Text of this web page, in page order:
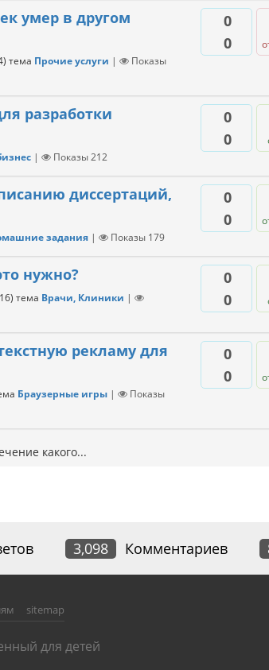
0
0
умер в другом
) тема Прочие услуги |
Показы
0
0
разработки
| Показы212
0
0
диссертаций,
задания | Показы 179
0
0
нужно?
) тема Врачи, Клиники |
0
0
рекламу для
Браузерные игры |
Показы
какого...
3,098 Комментариев
sitemap
для детей